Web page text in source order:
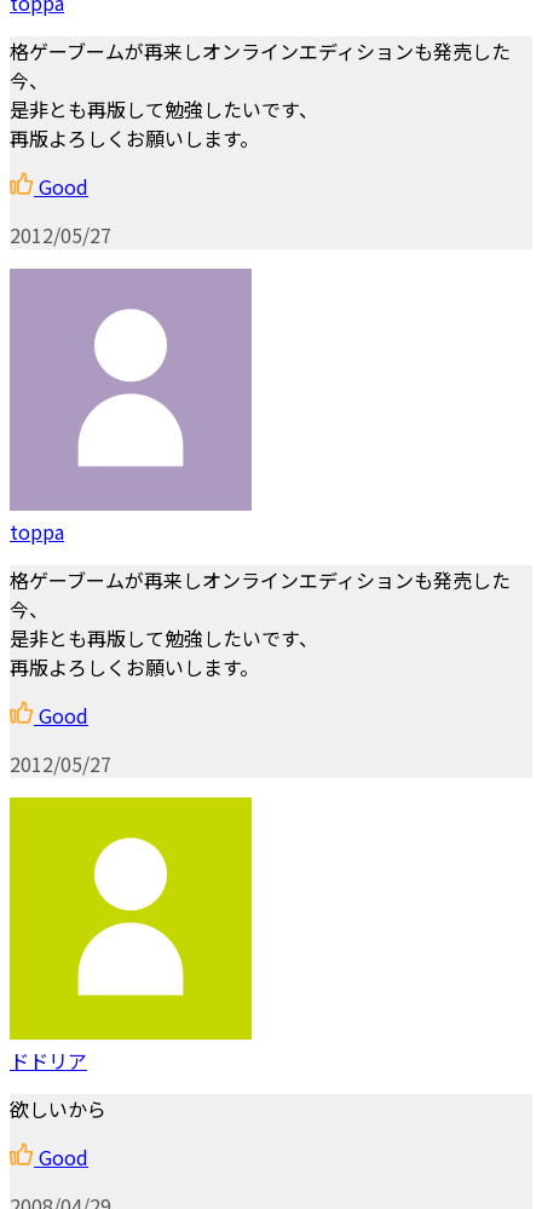
格ゲーブームが再来しオンラインエディションも発売した
今、
是非とも再版して勉強したいです、
再版よろしくお願いします。
Good
2012/05/27
toppa
格ゲーブームが再来しオンラインエディションも発売した
今、
是非とも再版して勉強したいです、
再版よろしくお願いします。
Good
2012/05/27
ドドリア
欲しいから
Good